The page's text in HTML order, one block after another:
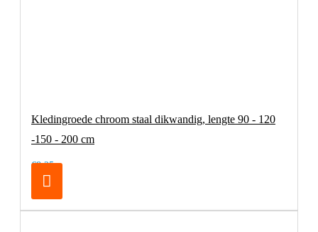
Kledingroede chroom staal dikwandig, lengte 90 - 120
-150 - 200 cm
€8,25